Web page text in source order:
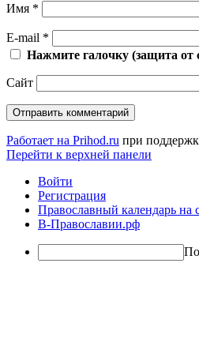
Имя *
E-mail *
Нажмите галочку (защита от
Сайт
Работает на Prihod.ru при
Перейти к верхней панели
Войти
Регистрация
Православный календарь на
В-Православии.рф